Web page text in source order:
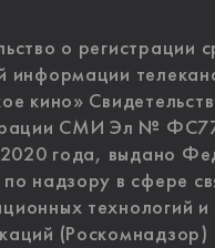
о регистрации
информации
кино»
СМИ Эл №
года, выдано
надзору в сфере
технологий и
(Роскомнадзор)